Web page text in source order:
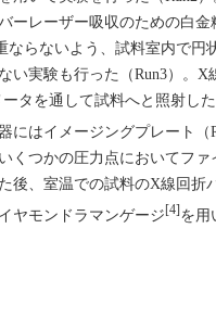
ーレーザー吸収のための白
らないよう、試料室内で円
い実験も行った（Run3）。
タを通して試料へと照射し
にはイメージングプレート
くつかの圧力点においてフ
後、室温での試料のX線回折
ヤモンドラマンゲージ[4]を用